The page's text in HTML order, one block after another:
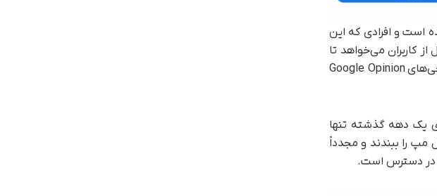
است و افرادی که این
گوگل از کاربران می‌خواهد تا
حذف خودکار داده‌ها را فعال و مشخص کنند آیا مایل هستند داده‌های تایم‌لاین برای نظرسنجی‌های Google Opinion
یک دهه گذشته تنها
مپ را ببندند و مجدداً
در دسترس است.